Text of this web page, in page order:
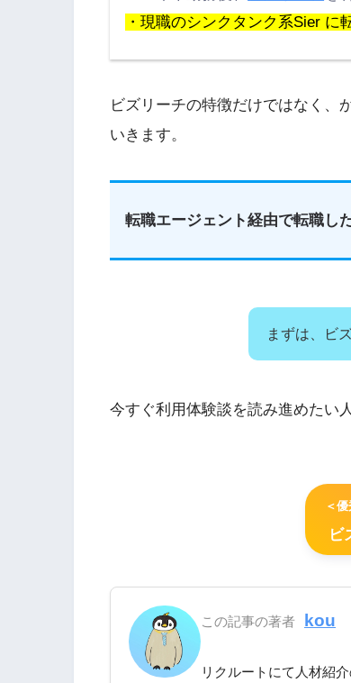
・現職のシンクタンク系Sier に
ビズリーチの特徴だけではなく、
いきます。
転職エージェント経由で転職し
まずは、ビ
今すぐ利用体験談を読み進めたい
＜
ビ
この記事の著者 kou
リクルートにて人材紹